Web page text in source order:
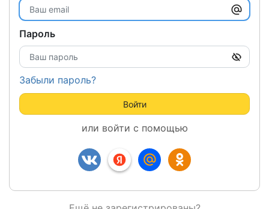
Пароль
Забыли пароль?
Войти
или войти с помощью